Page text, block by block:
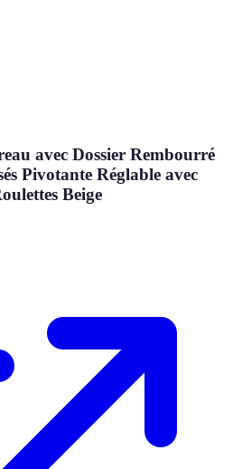
avec Dossier Rembourré
Pivotante Réglable avec
Beige